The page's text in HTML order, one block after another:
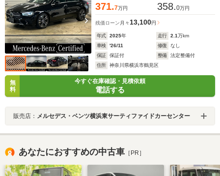
371.7万円 358.0万円
残価ローン 月々 13,100円
年式 2025年 走行 2.1万km
車検
'26/11 修復
なし
保証
保証付 整備
法定整備付
住所
神奈川県横浜市鶴見区
無
料
今すぐ在庫確認・見積依頼
電話する
販売店： メルセデス・ベンツ横浜東サーティファイドカーセンター
あなたにおすすめの中古車 ［PR］